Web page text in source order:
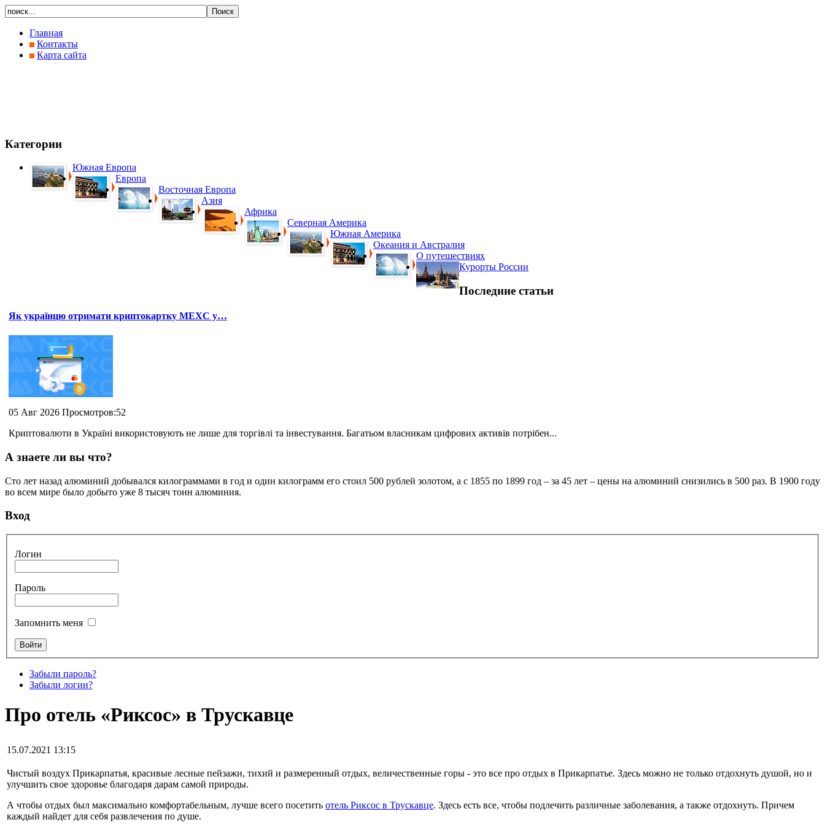
Главная
Контакты
Карта сайта
Категории
Южная Европа
Европа
Восточная Европа
Азия
Африка
Северная Америка
Южная Америка
Океания и Австралия
О путешествиях
Курорты России
Последние статьи
Як українцю отримати криптокартку MEXC у…
05 Авг 2026 Просмотров:52
Криптовалюти в Україні використовують не лише для торгівлі та інвестування. Багатьом власникам цифрових активів потрібен...
А знаете ли вы что?
Сто лет назад алюминий добывался килограммами в год и один килограмм его стоил 500 рублей золотом, а с 1855 по 1899 год – за 45 лет – цены на алюминий снизились в 500 раз. В 1900 году
во всем мире было добыто уже 8 тысяч тонн алюминия.
Вход
Логин
Пароль
Запомнить меня
Забыли пароль?
Забыли логин?
Про отель «Риксос» в Трускавце
15.07.2021 13:15
Чистый воздух Прикарпатья, красивые лесные пейзажи, тихий и размеренный отдых, величественные горы - это все про отдых в Прикарпатье. Здесь можно не только отдохнуть душой, но и
улучшить свое здоровье благодаря дарам самой природы.
А чтобы отдых был максимально комфортабельным, лучше всего посетить отель Риксос в Трускавце. Здесь есть все, чтобы подлечить различные заболевания, а также отдохнуть. Причем
каждый найдет для себя развлечения по душе.